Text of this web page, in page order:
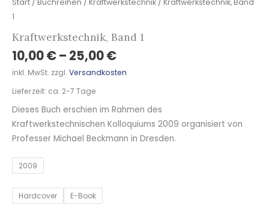
1
Kraftwerkstechnik, Band 1
10,00€– 25,00€
inkl. MwSt. zzgl. Versandkosten
Lieferzeit: ca. 2-7 Tage
Dieses Buch erschien im Rahmen des
Kraftwerkstechnischen Kolloquiums 2009 organisiert von
Professer Michael Beckmann in Dresden.
2009
Hardcover E-Book
Menge